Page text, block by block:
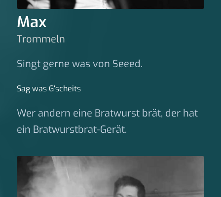
Max
Trommeln
Singt gerne was von Seeed.
Sag was G‘scheits
Wer andern eine Bratwurst brät, der hat
ein Bratwurstbrat-Gerät.